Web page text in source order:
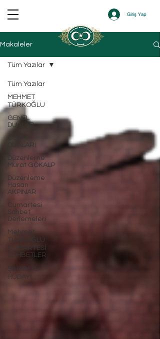
Giriş Yap
Makaleler
Tüm Yazılar
MEHMET
TÜRKOĞLU
GENEL
DUALAR
DUALARI
Düzenleme
Murat GÖKALP
Düzenleme
Hasan
AKPINAR
Cumartesi
Sohbet
Derlemeleri
Mehmet
TÜRKOĞLU
CUMARTESİ
SOHBETLER
ŞİHABU'L-
HÜDAYİ
Tüm Yazılar